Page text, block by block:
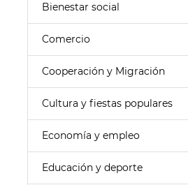
Bienestar social
Comercio
Cooperación y Migración
Cultura y fiestas populares
Economía y empleo
Educación y deporte